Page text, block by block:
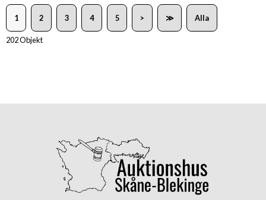
1 2 3 4 5 > ≫ Alla
202 Objekt